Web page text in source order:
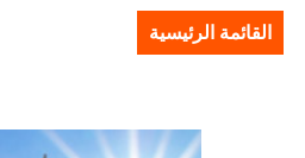
القائمة الرئيسية